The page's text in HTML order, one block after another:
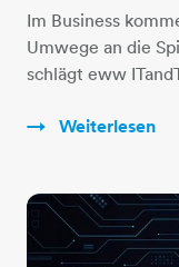
Im Business
Umwege an die
schlägt eww
Weiterlesen